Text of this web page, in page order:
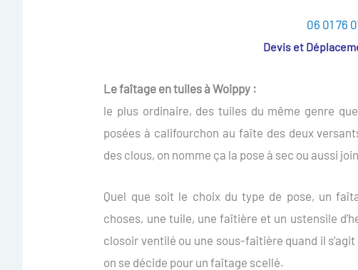
06 01 76
Devis et
Le faîtage en tuiles à Woippy :
le plus ordinaire, des tuiles du même genre
posées à califourchon au faîte des deux
des clous, on nomme ça la pose à sec ou aussi
Quel que soit le choix du type de pose, un
choses, une tuile, une faîtière et un ustensile
closoir ventilé ou une sous-faîtière quand il
on se décide pour un faîtage scellé.